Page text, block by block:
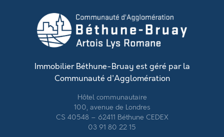
Immobilier Béthune-Bruay est géré par la
Communauté d'Agglomération
Hôtel communautaire
100, avenue de Londres
CS 40548 – 62411 Béthune CEDEX
03 91 80 22 15